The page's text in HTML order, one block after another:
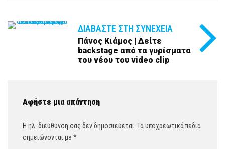
ΔΙΑΒΆΣΤΕ ΣΤΗ ΣΥΝΈΧΕΙΑ
Πάνος Κιάμος | Δείτε
backstage από τα γυρίσματα
του νέου του video clip
Αφήστε μια απάντηση
Η ηλ. διεύθυνση σας δεν δημοσιεύεται. Τα υποχρεωτικά πεδία
σημειώνονται με *